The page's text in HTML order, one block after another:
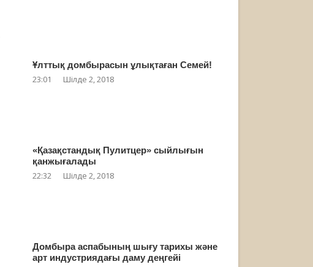
Ұлттық домбырасын ұлықтаған Семей!
23:01 Шілде 2, 2018
«Қазақстандық Пулитцер» сыйлығын
қанжығалады
22:32 Шілде 2, 2018
Домбыра аспабының шығу тарихы және
арт индустриядағы даму деңгейі